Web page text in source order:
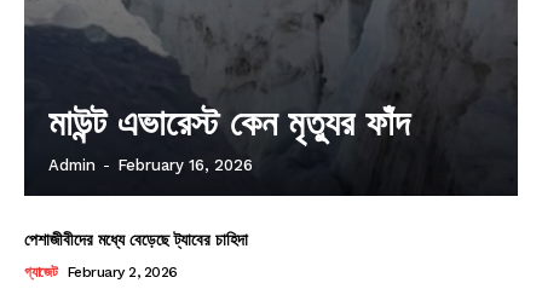
মাউন্ট এভারেস্ট কেন মৃত্যুর ফাঁদ
Admin - February 16, 2026
পেশাজীবীদের মধ্যে বেড়েছে ট্যাবের চাহিদা
গ্যাজেট February 2, 2026